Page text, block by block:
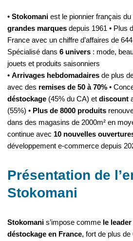
• Stokomani est le pionnier français du
grandes marques depuis 1961 • Plus
France avec un chiffre d’affaires de
Spécialisé dans 6 univers : mode,
jouets et produits saisonniers
• Arrivages hebdomadaires de plus
avec des remises de 50 à 70% •
déstockage (45% du CA) et discount
(55%) • Plus de 8000 produits
dans des magasins de 2000m² en
continue avec 10 nouvelles
développement e-commerce depuis
Présentation de
Stokomani
Stokomani s’impose comme le
déstockage en France, fort de plus de